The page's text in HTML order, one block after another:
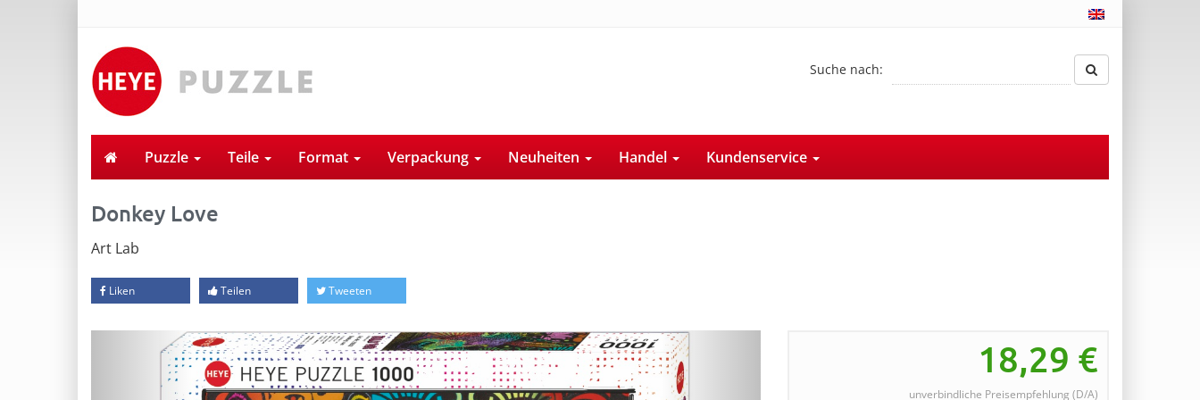
Suche nach:
Puzzle Teile Format Verpackung Neuheiten Handel Kundenservice
Donkey Love
Art Lab
Liken Teilen Tweeten
Previous 18,29 €
unverbindliche Preisempfehlung (D/A)